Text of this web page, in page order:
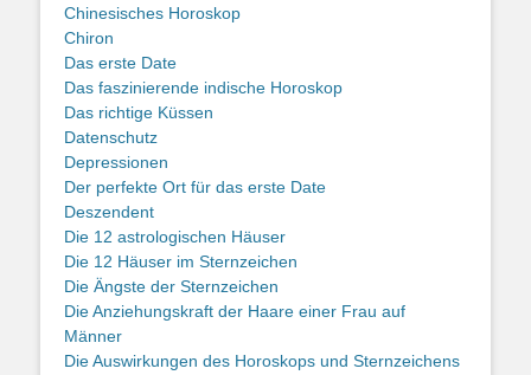
Chinesisches Horoskop
Chiron
Das erste Date
Das faszinierende indische Horoskop
Das richtige Küssen
Datenschutz
Depressionen
Der perfekte Ort für das erste Date
Deszendent
Die 12 astrologischen Häuser
Die 12 Häuser im Sternzeichen
Die Ängste der Sternzeichen
Die Anziehungskraft der Haare einer Frau auf
Männer
Die Auswirkungen des Horoskops und Sternzeichens